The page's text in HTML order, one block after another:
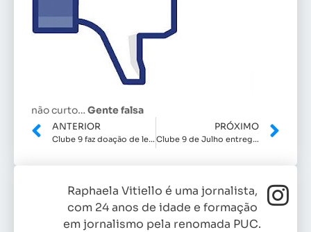
não curto… Gente falsa
ANTERIOR
Clube 9 faz doação de leite
PRÓXIMO
Clube 9 de Julho entrega mais de 7 mil litros de leite
Raphaela Vitiello é uma jornalista,
com 24 anos de idade e formação
em jornalismo pela renomada PUC.